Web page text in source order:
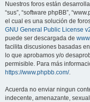
Nuestros foros están
“sus”, “software phpBB”,
el cual es una solución de
GNU General Public License
puede ser descargada de
facilita discusiones basadas
lo que aprobamos y/o
permisible. Para más
https://www.phpbb.com/.
Acuerda no enviar ningun
indecente, amenazante,